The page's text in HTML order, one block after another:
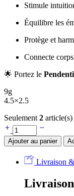
Stimule
Équilibre les
Protège et
Connecte
🌟 Portez le
9g
4.5×2.5
Seulement 2
Ajouter au panier
Livraison
Livraison